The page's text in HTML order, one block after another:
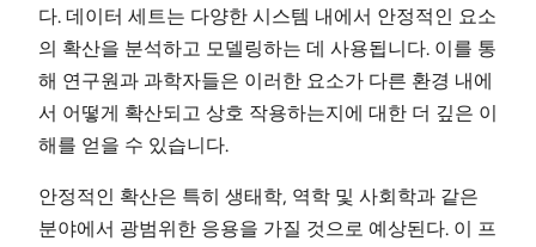
다. 데이터 세트는 다양한 시스템 내에서 안정적인 요소
의 확산을 분석하고 모델링하는 데 사용됩니다. 이를 통
해 연구원과 과학자들은 이러한 요소가 다른 환경 내에
서 어떻게 확산되고 상호 작용하는지에 대한 더 깊은 이
해를 얻을 수 있습니다.
안정적인 확산은 특히 생태학, 역학 및 사회학과 같은
분야에서 광범위한 응용을 가질 것으로 예상된다. 이 프